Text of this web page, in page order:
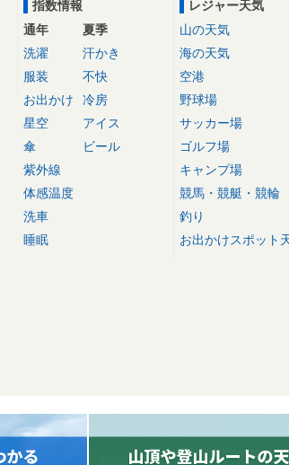
指数情報
通年
洗濯
服装
お出かけ
星空
傘
紫外線
体感温度
洗車
睡眠
夏季
汗かき
不快
冷房
アイス
ビール
レジャー天気
山の天気
海の天気
空港
野球場
サッカー場
ゴルフ場
キャンプ場
競馬・競艇・競輪
釣り
お出かけスポット